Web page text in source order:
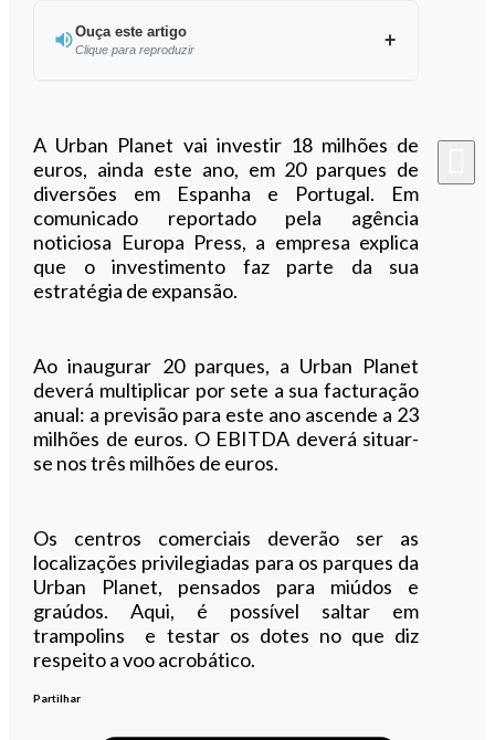
Ouça este artigo
Clique para reproduzir
A Urban Planet vai investir 18 milhões de
euros, ainda este ano, em 20 parques de
diversões em Espanha e Portugal. Em
comunicado reportado pela agência
noticiosa Europa Press, a empresa explica
que o investimento faz parte da sua
estratégia de expansão.
Ao inaugurar 20 parques, a Urban Planet
deverá multiplicar por sete a sua facturação
anual: a previsão para este ano ascende a 23
milhões de euros. O EBITDA deverá situar-
se nos três milhões de euros.
Os centros comerciais deverão ser as
localizações privilegiadas para os parques da
Urban Planet, pensados para miúdos e
graúdos. Aqui, é possível saltar em
trampolins e testar os dotes no que diz
respeito a voo acrobático.
Partilhar